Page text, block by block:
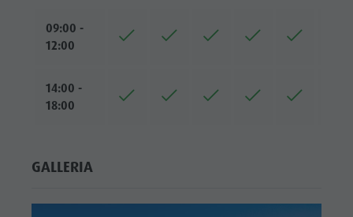
09:00 -
12:00
14:00 -
18:00
GALLERIA